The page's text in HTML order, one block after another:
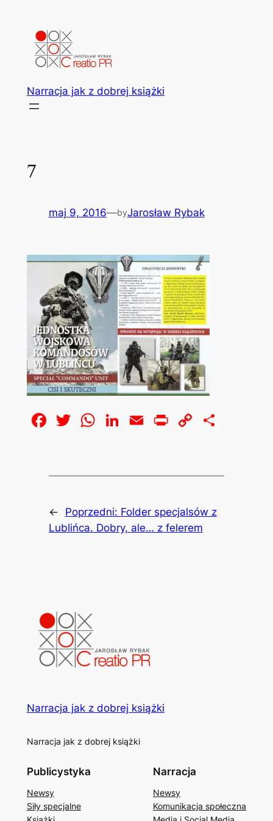
Narracja jak z dobrej książki
7
maj 9, 2016—byJarosław Rybak
Facebook
Twitter
WhatsApp
LinkedIn
EmailPrintCopy
← Poprzedni: Folder specjalsów z
Lublińca. Dobry, ale… z felerem
Narracja jak z dobrej książki
Narracja jak z dobrej książki
Publicystyka
Newsy
Siły specjalne
Narracja
Newsy
Komunikacja społeczna